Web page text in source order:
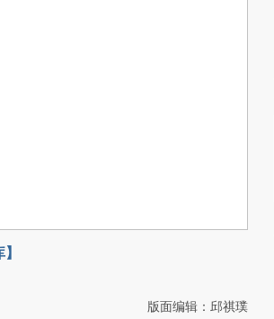
版面编辑：邱祺璞